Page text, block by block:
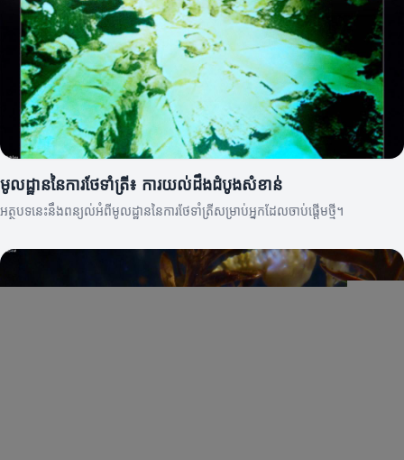
មូលដ្ឋាននៃការថែទាំត្រី៖ ការយល់ដឹងដំបូងសំខាន់
អត្ថបទនេះនឹងពន្យល់អំពីមូលដ្ឋាននៃការថែទាំត្រីសម្រាប់អ្នកដែលចាប់ផ្តើមថ្មី។